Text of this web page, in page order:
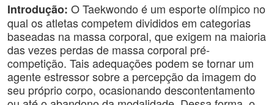
Introdução: O Taekwondo é um esporte olímpico no
qual os atletas competem divididos em categorias
baseadas na massa corporal, que exigem na maioria
das vezes perdas de massa corporal pré-
competição. Tais adequações podem se tornar um
agente estressor sobre a percepção da imagem do
seu próprio corpo, ocasionando descontentamento